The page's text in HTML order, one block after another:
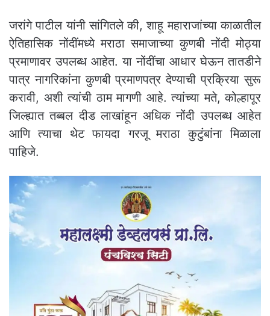
जरांगे पाटील यांनी सांगितले की, शाहू महाराजांच्या काळातील
ऐतिहासिक नोंदींमध्ये मराठा समाजाच्या कुणबी नोंदी मोठ्या
प्रमाणावर उपलब्ध आहेत. या नोंदींचा आधार घेऊन तातडीने
पात्र नागरिकांना कुणबी प्रमाणपत्र देण्याची प्रक्रिया सुरू
करावी, अशी त्यांची ठाम मागणी आहे. त्यांच्या मते, कोल्हापूर
जिल्ह्यात तब्बल दीड लाखांहून अधिक नोंदी उपलब्ध आहेत
आणि त्याचा थेट फायदा गरजू मराठा कुटुंबांना मिळाला
पाहिजे.